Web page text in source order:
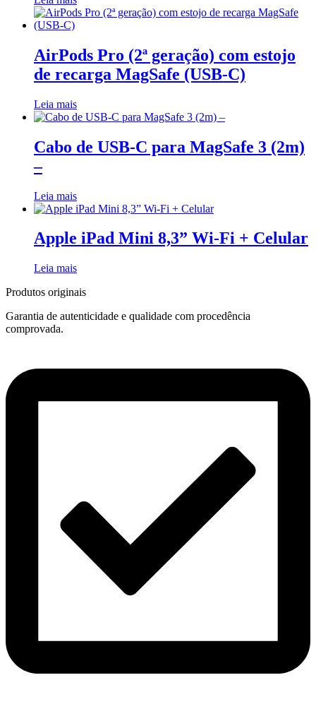
AirPods Pro (2ª geração) com estojo
de recarga MagSafe (USB‑C)
Leia mais
Cabo de USB-C para MagSafe 3 (2m)
–
Leia mais
Apple iPad Mini 8,3” Wi-Fi + Celular
Leia mais
Produtos originais
Garantia de autenticidade e qualidade com procedência
comprovada.